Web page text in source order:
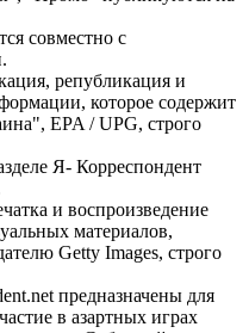
совместно с
републикация и
которое содержит
EPA / UPG, строго
Я- Корреспондент
и воспроизведение
материалов,
Getty Images, строго
предназначены для
в азартных играх